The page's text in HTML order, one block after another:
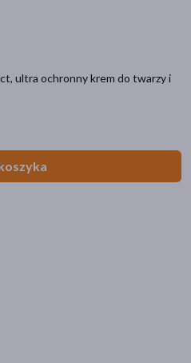
ultra ochronny krem do twarzy i